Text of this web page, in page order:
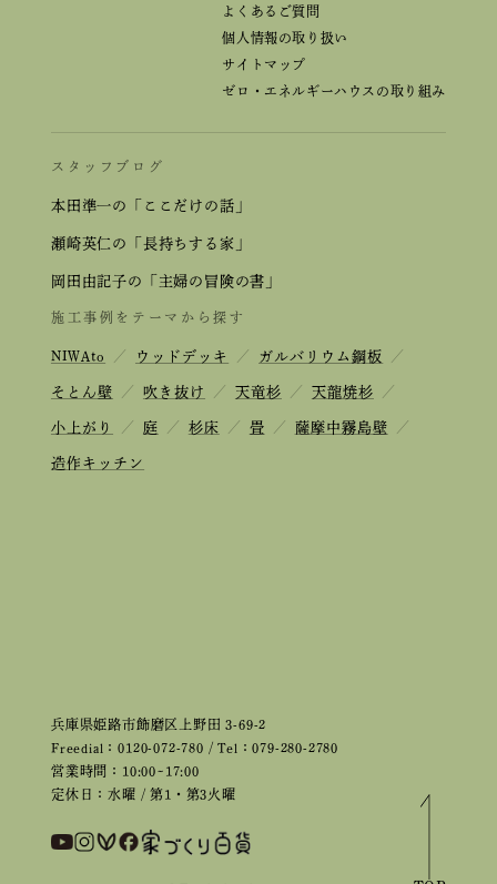
兵庫県姫路市飾磨区上野田 3-69-2
Freedial：0120-072-780 / Tel：079-280-2780
営業時間：10:00~17:00
定休日：水曜 / 第1・第3火曜
よくあるご質問
個人情報の取り扱い
サイトマップ
ゼロ・エネルギーハウスの取り組み
スタッフブログ
本田準一の「ここだけの話」
瀬崎英仁の「長持ちする家」
岡田由記子の「主婦の冒険の書」
施工事例をテーマから探す
NIWAto ／ ウッドデッキ ／ ガルバリウム鋼板 ／
そとん壁 ／ 吹き抜け ／ 天竜杉 ／ 天龍焼杉 ／
小上がり ／ 庭 ／ 杉床 ／ 畳 ／ 薩摩中霧島壁 ／
造作キッチン